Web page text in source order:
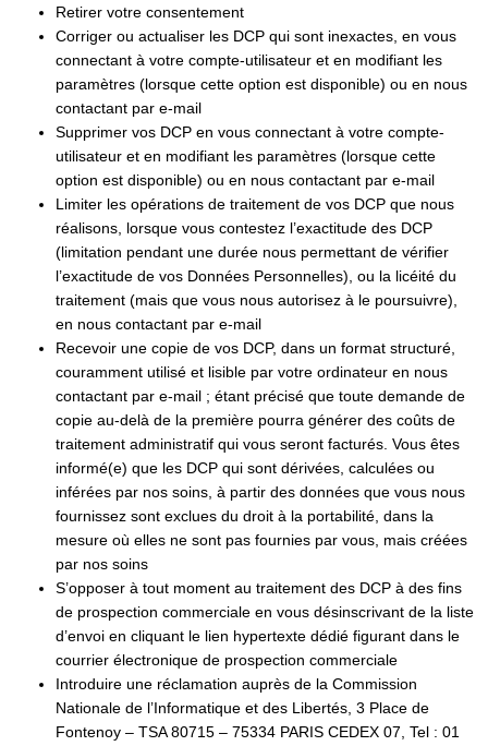
Retirer votre consentement
Corriger ou actualiser les DCP qui sont inexactes, en vous
connectant à votre compte-utilisateur et en modifiant les
paramètres (lorsque cette option est disponible) ou en nous
contactant par e-mail
Supprimer vos DCP en vous connectant à votre compte-
utilisateur et en modifiant les paramètres (lorsque cette
option est disponible) ou en nous contactant par e-mail
Limiter les opérations de traitement de vos DCP que nous
réalisons, lorsque vous contestez l’exactitude des DCP
(limitation pendant une durée nous permettant de vérifier
l’exactitude de vos Données Personnelles), ou la licéité du
traitement (mais que vous nous autorisez à le poursuivre),
en nous contactant par e-mail
Recevoir une copie de vos DCP, dans un format structuré,
couramment utilisé et lisible par votre ordinateur en nous
contactant par e-mail ; étant précisé que toute demande de
copie au-delà de la première pourra générer des coûts de
traitement administratif qui vous seront facturés. Vous êtes
informé(e) que les DCP qui sont dérivées, calculées ou
inférées par nos soins, à partir des données que vous nous
fournissez sont exclues du droit à la portabilité, dans la
mesure où elles ne sont pas fournies par vous, mais créées
par nos soins
S’opposer à tout moment au traitement des DCP à des fins
de prospection commerciale en vous désinscrivant de la liste
d’envoi en cliquant le lien hypertexte dédié figurant dans le
courrier électronique de prospection commerciale
Introduire une réclamation auprès de la Commission
Nationale de l’Informatique et des Libertés, 3 Place de
Fontenoy – TSA 80715 – 75334 PARIS CEDEX 07, Tel : 01